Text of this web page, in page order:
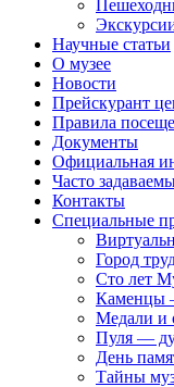
Научные статьи
О музее
Новости
Прейскурант
Правила
Документы
Официальная
Часто
Контакты
Специальные
Город
Сто лет
Каменцы
Медали и
Пуля —
День
Тайны